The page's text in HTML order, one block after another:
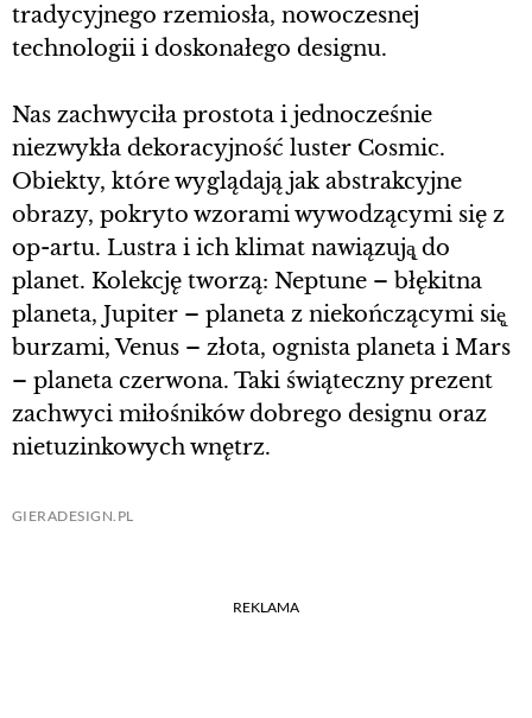
tradycyjnego rzemiosła, nowoczesnej
technologii i doskonałego designu.
Nas zachwyciła prostota i jednocześnie
niezwykła dekoracyjność luster Cosmic.
Obiekty, które wyglądają jak abstrakcyjne
obrazy, pokryto wzorami wywodzącymi się z
op-artu. Lustra i ich klimat nawiązują̨ do
planet. Kolekcję tworzą: Neptune – błękitna
planeta, Jupiter – planeta z niekończącymi się̨
burzami, Venus – złota, ognista planeta i Mars
– planeta czerwona. Taki świąteczny prezent
zachwyci miłośników dobrego designu oraz
nietuzinkowych wnętrz.
GIERADESIGN.PL
REKLAMA